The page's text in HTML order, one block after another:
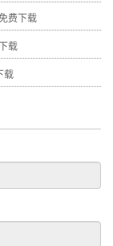
费下载
载
载